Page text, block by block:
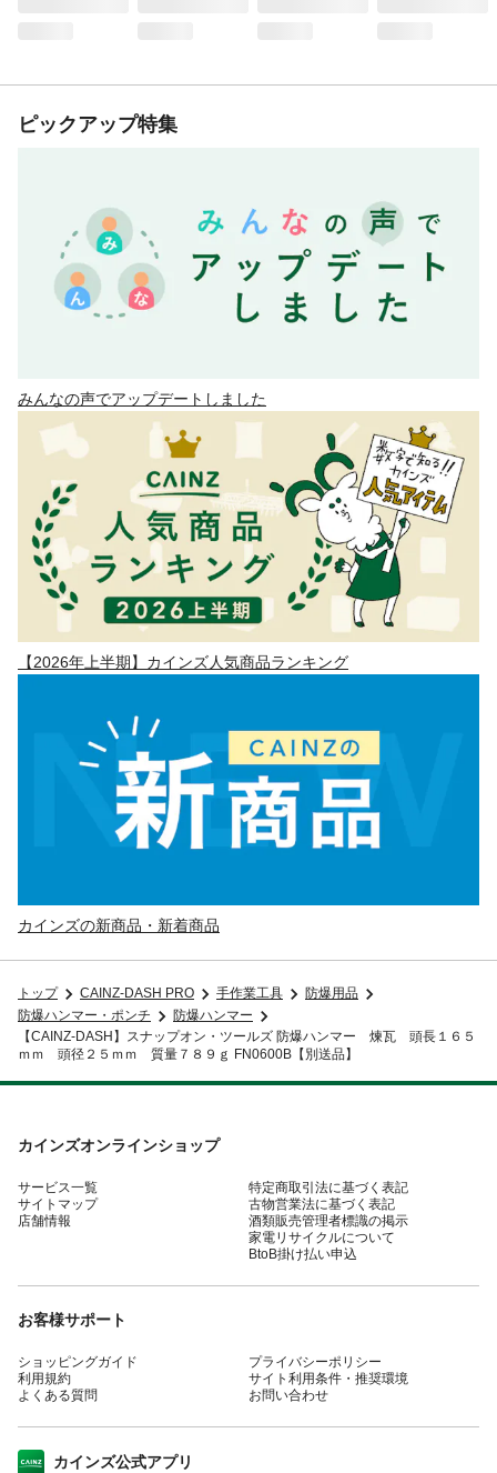
ピックアップ特集
みんなの声でアップデートしました
【2026年上半期】カインズ人気商品ランキング
カインズの新商品・新着商品
トップ CAINZ-DASH PRO 手作業工具
防爆用品
防爆ハンマー・ポンチ
防爆ハンマー
【CAINZ-DASH】スナップオン・ツールズ 防爆ハンマー 煉瓦 頭長１６５
ｍｍ 頭径２５ｍｍ 質量７８９ｇ FN0600B【別送品】
カインズオンラインショップ
サービス一覧
サイトマップ
店舗情報
特定商取引法に基づく表記
古物営業法に基づく表記
酒類販売管理者標識の掲示
家電リサイクルについて
BtoB掛け払い申込
お客様サポート
ショッピングガイド
利用規約
よくある質問
プライバシーポリシー
サイト利用条件・推奨環境
お問い合わせ
カインズ公式アプリ